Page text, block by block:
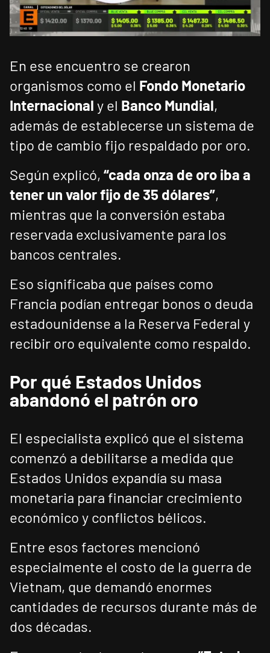
En ese encuentro se crearon
organismos como el Fondo Monetario
Internacional y el Banco Mundial,
además de establecerse un sistema de
tipo de cambio fijo respaldado por oro.
Según explicó, “cada onza de oro iba a
tener un valor fijo de 35 dólares”,
mientras que la conversión estaba
reservada exclusivamente para los
bancos centrales.
Eso significaba que países como
Francia podían entregar bonos o deuda
estadounidense a la Reserva Federal y
recibir oro equivalente como respaldo.
Por qué Estados Unidos
abandonó el patrón oro
El especialista explicó que el sistema
comenzó a debilitarse a medida que
Estados Unidos expandía su masa
monetaria para financiar crecimiento
económico y conflictos bélicos.
Entre esos factores mencionó
especialmente el costo de la guerra de
Vietnam, que demandó enormes
cantidades de recursos durante más de
dos décadas.